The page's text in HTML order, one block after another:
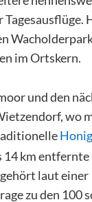
im Ortskern.
und den
wo
14 km
laut einer
zu den 100